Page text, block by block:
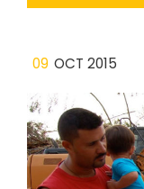
09 OCT 2015